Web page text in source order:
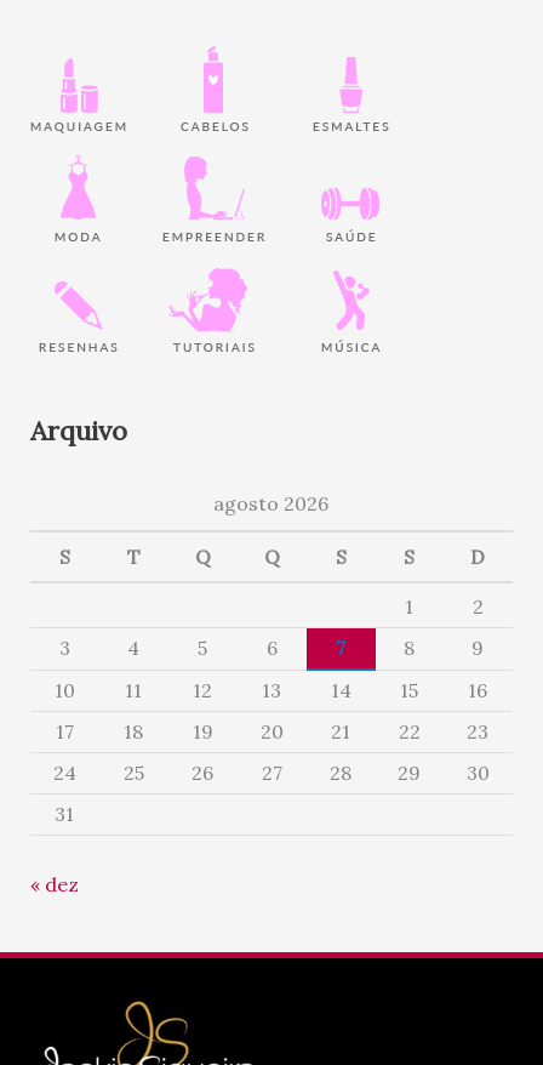
Arquivo
agosto 2026
S T Q Q S S D
1
2
3
4 5 6 7 8
9
10
11 12 13 14 15
16
17
18 19 20 21 22
23
24
25 26 27 28 29
30
31
« dez